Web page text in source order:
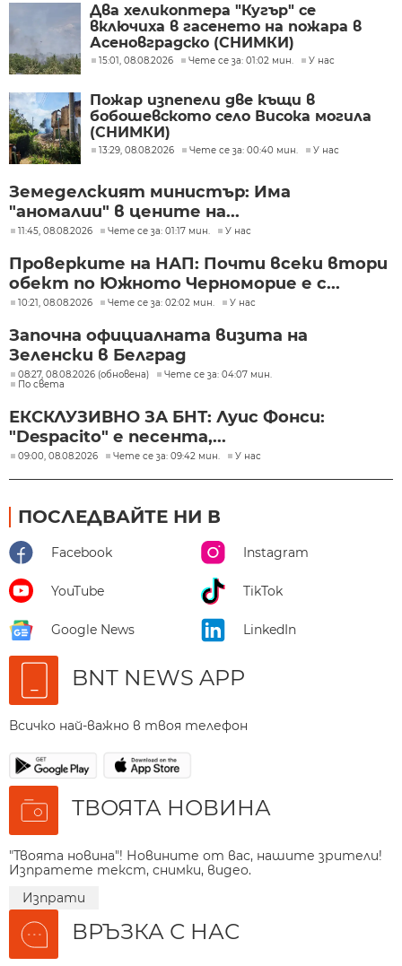
Два хеликоптера "Кугър" се
включиха в гасенето на пожара в
Асеновградско (СНИМКИ)
15:01, 08.08.2026 Чете се за: 01:02 мин. У нас
Пожар изпепели две къщи в
бобошевското село Висока могила
(СНИМКИ)
13:29, 08.08.2026 Чете се за: 00:40 мин. У нас
Земеделският министър: Има
"аномалии" в цените на...
11:45, 08.08.2026 Чете се за: 01:17 мин. У нас
Проверките на НАП: Почти всеки втори
обект по Южното Черноморие е с...
10:21, 08.08.2026 Чете се за: 02:02 мин. У нас
Започна официалната визита на
Зеленски в Белград
08:27, 08.08.2026 (обновена)
Чете се за: 04:07 мин.
По света
ЕКСКЛУЗИВНО ЗА БНТ: Луис Фонси:
"Despacito" е песента,...
09:00, 08.08.2026 Чете се за: 09:42 мин. У нас
ПОСЛЕДВАЙТЕ НИ В
Facebook Instagram
YouTube TikTok
Google News LinkedIn
BNT NEWS APP
Всичко най-важно в твоя телефон
ТВОЯТА НОВИНА
"Твоята новина"! Новините от вас, нашите зрители!
Изпратете текст, снимки, видео.
Изпрати
ВРЪЗКА С НАС